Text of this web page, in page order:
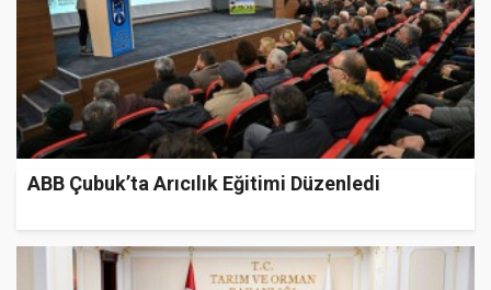
ABB Çubuk’ta Arıcılık Eğitimi Düzenledi